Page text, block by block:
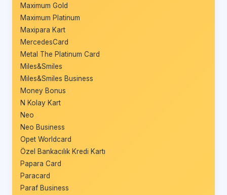
Maximum Gold
Maximum Platinum
Maxipara Kart
MercedesCard
Metal The Platinum Card
Miles&Smiles
Miles&Smiles Business
Money Bonus
N Kolay Kart
Neo
Neo Business
Opet Worldcard
Özel Bankacılık Kredi Kartı
Papara Card
Paracard
Paraf Business